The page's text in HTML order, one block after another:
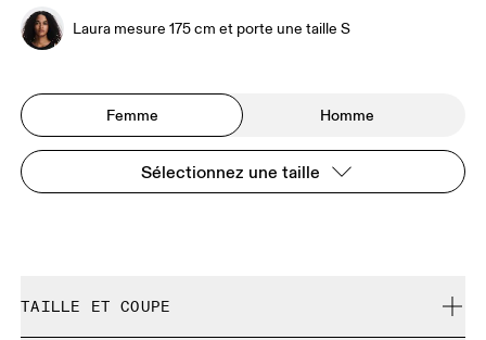
Laura mesure 175 cm et porte une taille S
Femme Homme
Sélectionnez une taille
TAILLE ET COUPE